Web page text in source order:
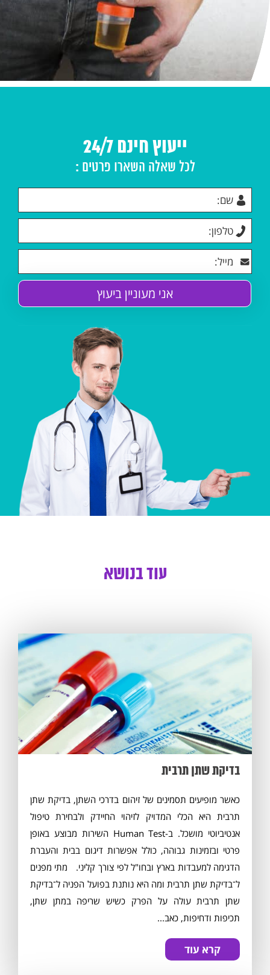
ייעוץ חינם 24/7
לכל שאלה השארו פרטים :
עוד בנושא
בדיקת שתן תרבית
כאשר מופיעים תסמינים של זיהום בדרכי השתן, בדיקת שתן
תרבית היא הכלי המדויק לזיהוי החיידק ולבחירת טיפול
אנטיביוטי מושכל. ב-Human Test השירות מבוצע באופן
פרטי ובזמינות גבוהה, כולל אפשרות דיגום בבית והעברת
הדגימה למעבדות בארץ ובחו"ל לפי צורך קליני. מתי מפנים
ל־בדיקת שתן תרבית ומה היא נותנת בפועל הפניה ל־בדיקת
שתן תרבית עולה על הפרק כשיש שריפה במתן שתן,
תכיפות ודחיפות, כאב...
קרא עוד